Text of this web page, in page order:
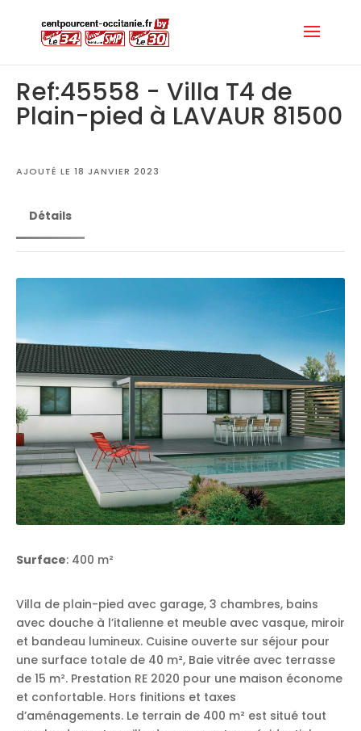
Ref:45558 - Villa T4 de
Plain-pied à LAVAUR 81500
AJOUTÉ LE 18 JANVIER 2023
Détails
Surface: 400 m²
Villa de plain-pied avec garage, 3 chambres, bains
avec douche à l’italienne et meuble avec vasque, miroir
et bandeau lumineux. Cuisine ouverte sur séjour pour
une surface totale de 40 m², Baie vitrée avec terrasse
de 15 m². Prestation RE 2020 pour une maison économe
et confortable. Hors finitions et taxes
d’aménagements. Le terrain de 400 m² est situé tout